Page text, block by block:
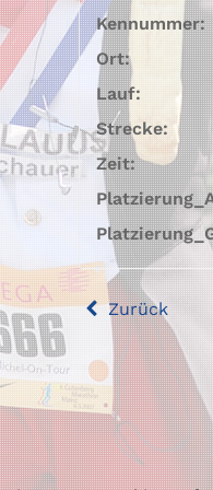
Kennummer:
Ort:
Lauf:
Strecke:
Zeit:
Zurück